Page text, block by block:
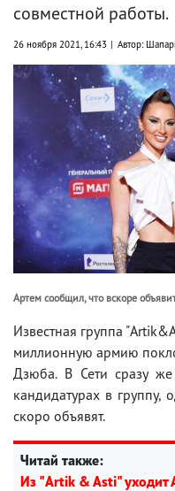
совместной работы.
26 ноября 2021, 16:43 Автор:
Артем сообщил, что вскоре
Известная группа
миллионную армию
Дзюба. В Сети сразу
кандидатурах в
скоро объявят.
Читай также:
Из "Artik & Asti" уходит